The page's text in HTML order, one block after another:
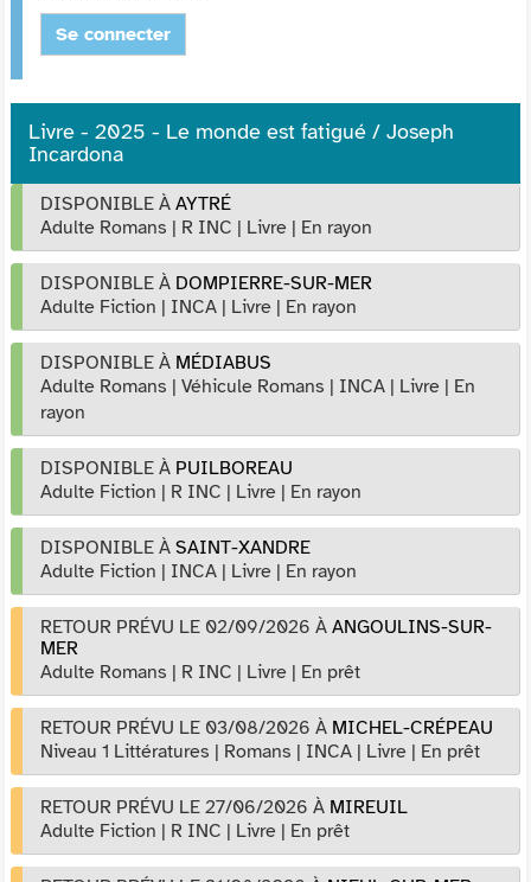
Se connecter
Livre - 2025 - Le monde est fatigué / Joseph
Incardona
DISPONIBLE À AYTRÉ
Adulte Romans | R INC | Livre | En rayon
DISPONIBLE À DOMPIERRE-SUR-MER
Adulte Fiction | INCA | Livre | En rayon
DISPONIBLE À MÉDIABUS
Adulte Romans | Véhicule Romans | INCA | Livre | En
rayon
DISPONIBLE À PUILBOREAU
Adulte Fiction | R INC | Livre | En rayon
DISPONIBLE À SAINT-XANDRE
Adulte Fiction | INCA | Livre | En rayon
RETOUR PRÉVU LE 02/09/2026 À ANGOULINS-SUR-
MER
Adulte Romans | R INC | Livre | En prêt
RETOUR PRÉVU LE 03/08/2026 À MICHEL-CRÉPEAU
Niveau 1 Littératures | Romans | INCA | Livre | En prêt
RETOUR PRÉVU LE 27/06/2026 À MIREUIL
Adulte Fiction | R INC | Livre | En prêt